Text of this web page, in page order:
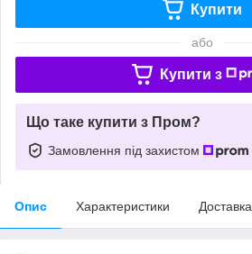
Купити
або
Купити з
Що таке купити з Пром?
Замовлення під захистом
Опис Характеристики Доставка